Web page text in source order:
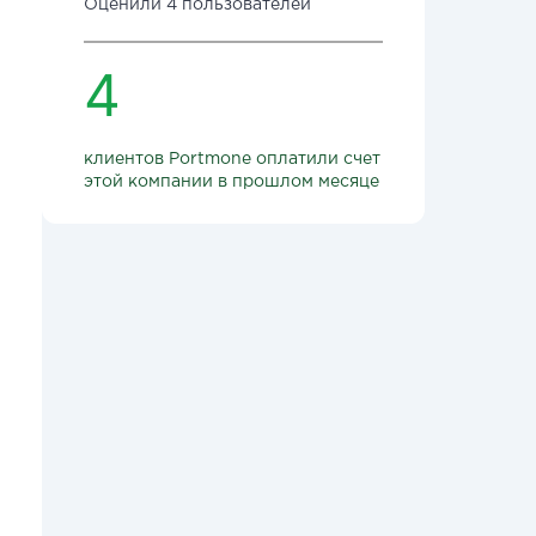
Оценили 4 пользователей
4
клиентов Portmone оплатили счет
этой компании в прошлом месяце